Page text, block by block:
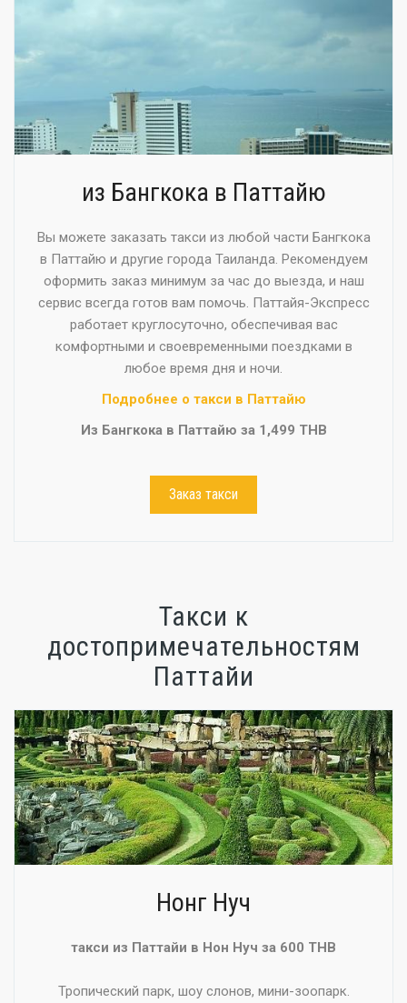
из Бангкока в Паттайю
Вы можете заказать такси из любой части Бангкока
в Паттайю и другие города Таиланда. Рекомендуем
оформить заказ минимум за час до выезда, и наш
сервис всегда готов вам помочь. Паттайя-Экспресс
работает круглосуточно, обеспечивая вас
комфортными и своевременными поездками в
любое время дня и ночи.
Подробнее о такси в Паттайю
Из Бангкока в Паттайю за 1,499 THB
Заказ такси
Такси к
достопримечательностям
Паттайи
Нонг Нуч
такси из Паттайи в Нон Нуч за 600 THB
Тропический парк, шоу слонов, мини-зоопарк.